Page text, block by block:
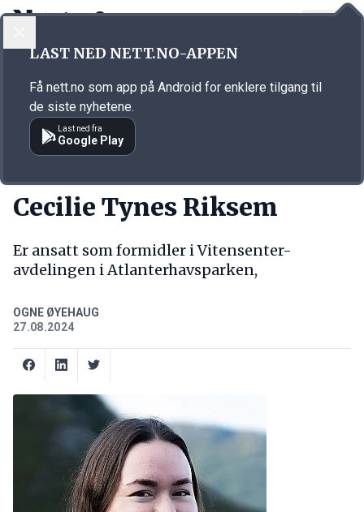
Annonsørinnhold
Cecilie Tynes Riksem
Er ansatt som formidler i Vitensenter-
avdelingen i Atlanterhavsparken,
OGNE ØYEHAUG
27.08.2024
LAST NED NETT.NO-APPEN
Få nett.no som app på Android for enklere tilgang til
de siste nyhetene.
Last ned fra
Google Play